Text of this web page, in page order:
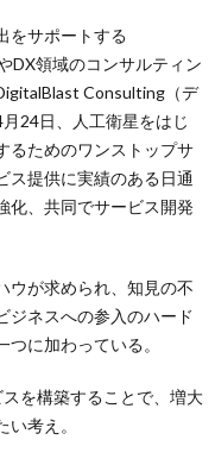
をサポートする
DX領域のコンサルティン
Consulting（デ
24日、人工衛星をはじ
るためのワンストップサ
ス提供に実績のある日通
化、共同でサービス開発
ウが求められ、知見の不
ジネスへの参入のハード
に加わっている。
を構築することで、増大
考え。